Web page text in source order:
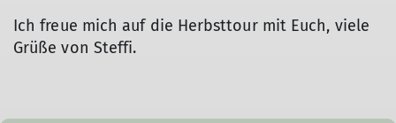
Ich freue mich auf die Herbsttour mit Euch, viele
Grüße von Steffi.